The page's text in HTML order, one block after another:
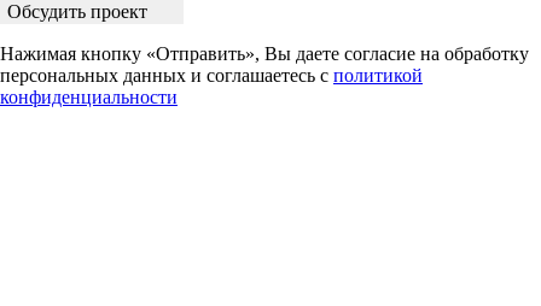
Обсудить проект
Нажимая кнопку «Отправить», Вы даете согласие на обработку
персональных данных и соглашаетесь с политикой
конфиденциальности